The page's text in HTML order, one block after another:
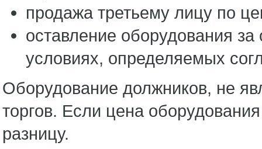
продажа третьему лицу по
оставление оборудования
условиях, определяемых
Оборудование должников, не
торгов. Если цена
разницу.